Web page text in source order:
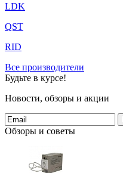
LDK
QST
RID
Все производители
Будьте в курсе!
Новости, обзоры и акции
Обзоры и советы